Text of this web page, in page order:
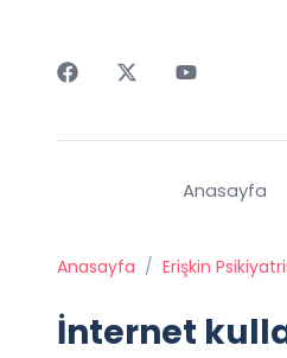
Anasayfa
Anasayfa / Erişkin
İnternet